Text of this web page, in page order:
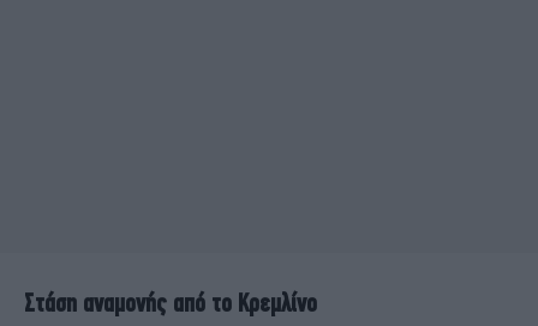
Στάση αναμονής από το Κρεμλίνο